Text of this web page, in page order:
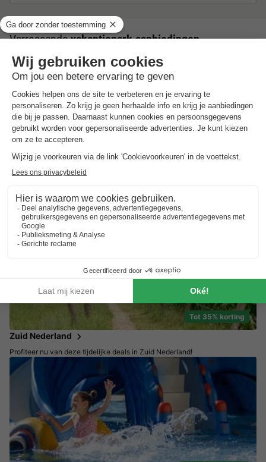
Verrassendevakantiepark aanbiedingen
Kies een rustige en voordelige vakantie
Tot 35% korting
Zuid Nederland
Profiteer nu van deze tijdelijke deals in Zuid Nederland!